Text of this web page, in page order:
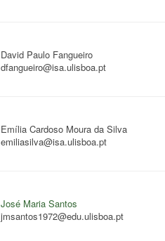
David Paulo Fangueiro
dfangueiro@isa.ulisboa.pt
Emília Cardoso Moura da Silva
emiliasilva@isa.ulisboa.pt
José Maria Santos
jmsantos1972@edu.ulisboa.pt